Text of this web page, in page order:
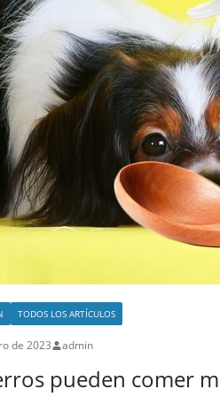
TODOS LOS ARTÍCULOS
de 2023 admin
pueden comer